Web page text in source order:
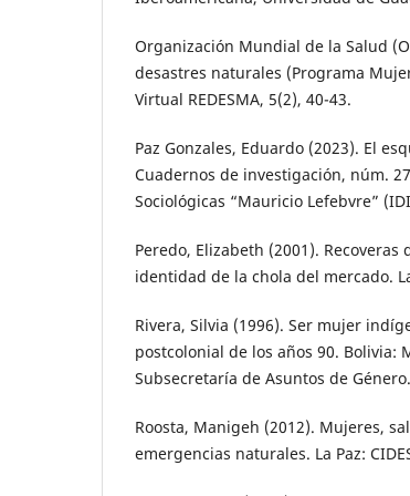
Organización Mundial de la Salud
desastres naturales (Programa
Virtual REDESMA, 5(2), 40-43.
Paz Gonzales, Eduardo (2023). El
Cuadernos de investigación, núm.
Sociológicas “Mauricio Lefebvre”
Peredo, Elizabeth (2001).
identidad de la chola del mercado.
Rivera, Silvia (1996). Ser mujer
postcolonial de los años 90. Bolivia:
Subsecretaría de Asuntos de Género.
Roosta, Manigeh (2012). Mujeres,
emergencias naturales. La Paz: